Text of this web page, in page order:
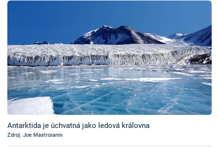
Pořady
TV Program
Časopis
Sledujte prima+
Antarktida je úchvatná jako ledová královna
Zdroj: Joe Mastroianni